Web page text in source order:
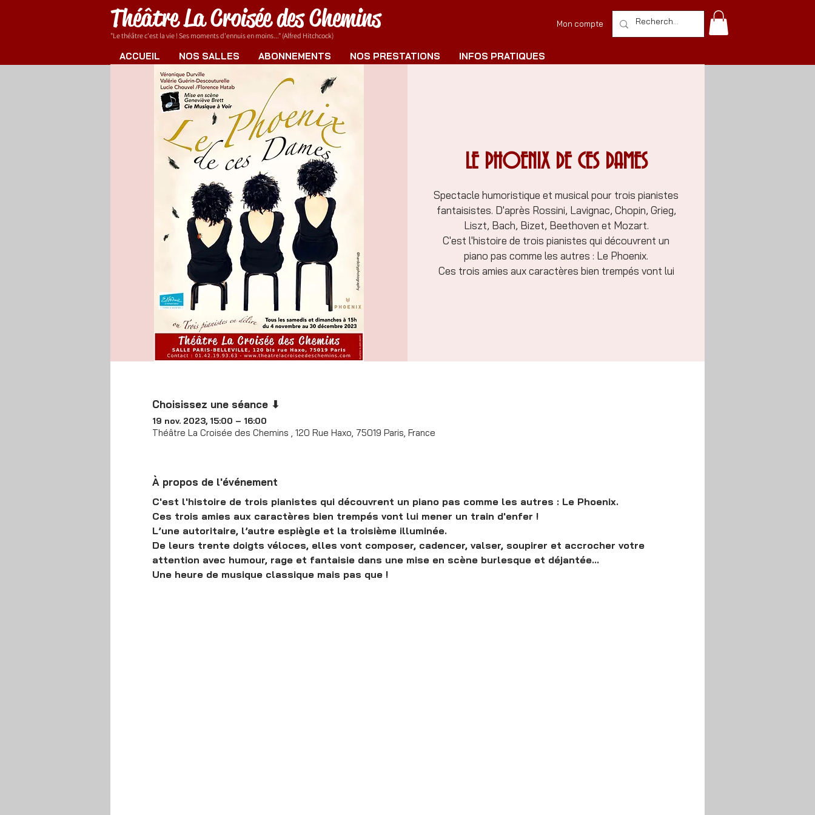
Théâtre La Croisée des Chemins
"Le théâtre c'est la vie ! Ses moments d'ennuis en moins..." (Alfred Hitchcock)
Mon compte
ACCUEIL NOS SALLES ABONNEMENTS NOS PRESTATIONS INFOS PRATIQUES
LE PHOENIX DE CES DAMES
Spectacle humoristique et musical pour trois pianistes
fantaisistes. D'après Rossini, Lavignac, Chopin, Grieg,
Liszt, Bach, Bizet, Beethoven et Mozart.
C'est l'histoire de trois pianistes qui découvrent un
piano pas comme les autres : Le Phoenix.
Ces trois amies aux caractères bien trempés vont lui
Choisissez une séance ⬇
19 nov. 2023, 15:00 – 16:00
Théâtre La Croisée des Chemins , 120 Rue Haxo, 75019 Paris, France
À propos de l'événement
C'est l'histoire de trois pianistes qui découvrent un piano pas comme les autres : Le Phoenix.
Ces trois amies aux caractères bien trempés vont lui mener un train d'enfer !
L’une autoritaire, l’autre espiègle et la troisième illuminée.
De leurs trente doigts véloces, elles vont composer, cadencer, valser, soupirer et accrocher votre
attention avec humour, rage et fantaisie dans une mise en scène burlesque et déjantée...
Une heure de musique classique mais pas que !